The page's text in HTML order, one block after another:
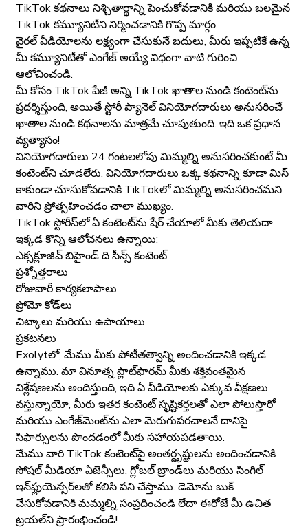
TikTok కథనాలు నిశ్చితార్థాన్ని పెంచుకోవడానికి మరియు బలమైన
TikTok కమ్యూనిటీని నిర్మించడానికి గొప్ప మార్గం.
వైరల్ వీడియోలను లక్ష్యంగా చేసుకునే బదులు, మీరు ఇప్పటికే ఉన్న
మీ కమ్యూనిటీతో ఎంగేజ్ అయ్యే విధంగా వాటి గురించి
ఆలోచించండి.
మీ కోసం TikTok పేజీ అన్ని TikTok ఖాతాల నుండి కంటెంట్‌ను
ప్రదర్శిస్తుంది, అయితే స్టోరీ ప్యానెల్ వినియోగదారులు అనుసరించే
ఖాతాల నుండి కథనాలను మాత్రమే చూపుతుంది. ఇది ఒక ప్రధాన
వ్యత్యాసం!
వినియోగదారులు 24 గంటలలోపు మిమ్మల్ని అనుసరించకుంటే మీ
కంటెంట్‌ని చూడలేరు. వినియోగదారులు ఒక్క కథనాన్ని కూడా మిస్
కాకుండా చూసుకోవడానికి TikTokలో మిమ్మల్ని అనుసరించమని
వారిని ప్రోత్సహించడం చాలా ముఖ్యం.
TikTok స్టోరీస్‌లో ఏ కంటెంట్‌ను షేర్ చేయాలో మీకు తెలియదా
ఇక్కడ కొన్ని ఆలోచనలు ఉన్నాయి:
ఎక్సక్లూజివ్ బిహైండ్ ది సీన్స్ కంటెంట్
ప్రశ్నోత్తరాలు
రోజువారీ కార్యకలాపాలు
ప్రోమో కోడ్‌లు
చిట్కాలు మరియు ఉపాయాలు
ప్రకటనలు
Exolytలో, మేము మీకు పోటీతత్వాన్ని అందించడానికి ఇక్కడ
ఉన్నాము. మా వినూత్న ప్లాట్‌ఫారమ్ మీకు శక్తివంతమైన
విశ్లేషణలను అందిస్తుంది, ఇది ఏ వీడియోలకు ఎక్కువ వీక్షణలు
వస్తున్నాయో, మీరు ఇతర కంటెంట్ సృష్టికర్తలతో ఎలా పోలుస్తారో
మరియు ఎంగేజ్‌మెంట్‌ను ఎలా మెరుగుపరచాలనే దానిపై
సిఫార్సులను పొందడంలో మీకు సహాయపడతాయి.
మేము వారి TikTok కంటెంట్‌పై అంతర్దృష్టులను అందించడానికి
సోషల్ మీడియా ఏజెన్సీలు, గ్లోబల్ బ్రాండ్‌లు మరియు సింగిల్
ఇన్‌ఫ్లుయెన్సర్‌లతో కలిసి పని చేస్తాము. డెమోను బుక్
చేసుకోవడానికి మమ్మల్ని సంప్రదించండి లేదా ఈరోజే మీ ఉచిత
ట్రయల్‌ని ప్రారంభించండి!